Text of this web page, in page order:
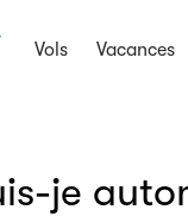
Vols Vacances
je